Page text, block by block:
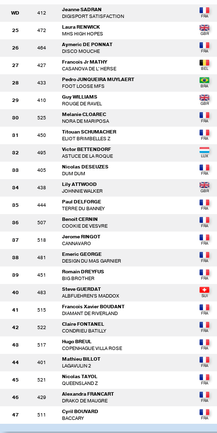
WD 412
Jeanne SADRAN
DIGISPORT SATISFACTION
25 472
Laura RENWICK
MHS HIGH HOPES
26 464
Aymeric DE PONNAT
DISCO MOUCHE
27 427
Francois Jr MATHY
CASANOVA DE L' HERSE
28 433
Pedro JUNQUEIRA MUYLAERT
FOOT LOOSE MFS
29 410
Guy WILLIAMS
ROUGE DE RAVEL
30 525
Melanie CLOAREC
NORA DE MARIPOSA
31 450
Titouan SCHUMACHER
ELIOT BRIMBELLES Z
32 495
Victor BETTENDORF
ASTUCE DE LA ROQUE
33 405
Nicolas DESEUZES
DUM DUM
34 438
Lily ATTWOOD
JOHNNIE WALKER
35 444
Paul DELFORGE
TERRE DU BANNEY
36 507
Benoit CERNIN
COOKIE DE VESVRE
37 518
Jerome RINGOT
CANNAVARO
38 481
Emeric GEORGE
DESIGN DU MAS GARNIER
39 451
Romain DREYFUS
BIG BROTHER
40 483
Steve GUERDAT
ALBFUEHREN'S MADDOX
41 515
Francois Xavier BOUDANT
DIAMANT DE RIVERLAND
42 522
Claire FONTANEL
CONDRIEU BATILLY
43 517
Hugo BREUL
COPENHAGUE VILLA ROSE
44 401
Mathieu BILLOT
LAGAVULIN 2
45 521
Nicolas TAYOL
QUEENSLAND Z
46 429
Alexandra FRANCART
DRAKO DE MAUGRE
47 511
Cyril BOUVARD
BACCARY